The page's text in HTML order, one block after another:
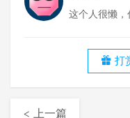
这个人很懒
打
< 上一篇